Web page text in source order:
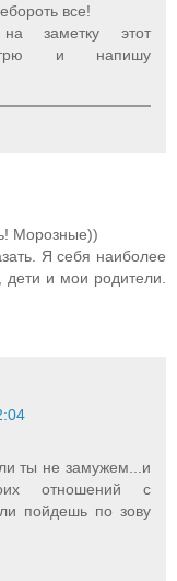
все!
заметку этот
и напишу
Морозные))
Я себя наиболее
и мои родители.
ты не замужем...и
отношений с
пойдешь по зову